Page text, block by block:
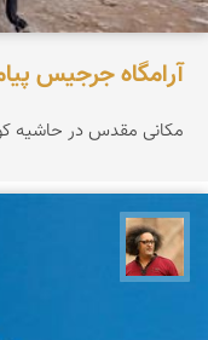
آرامگاه جرجیس
مکانی مقدس در حاشیه